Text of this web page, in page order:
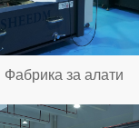
Фабрика за алати